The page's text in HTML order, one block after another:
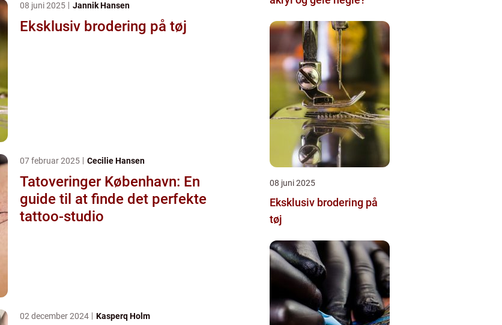
08 juni 2025 Jannik Hansen
Eksklusiv brodering på tøj
07 februar 2025 Cecilie Hansen
Tatoveringer København: En
guide til at finde det perfekte
tattoo-studio
02 december 2024 Kasperq Holm
08 juni 2025
Eksklusiv brodering på
tøj